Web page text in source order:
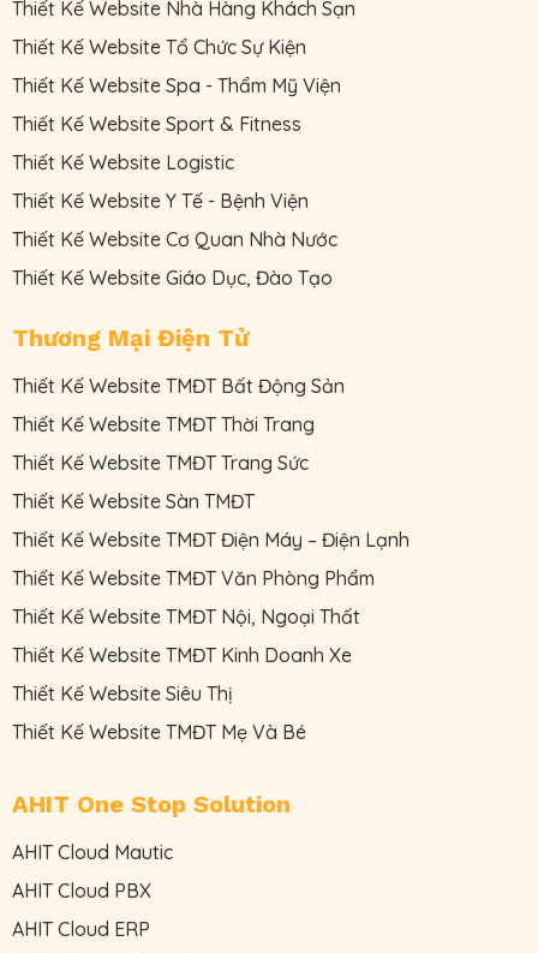
Thiết Kế Website Nhà Hàng Khách Sạn
Thiết Kế Website Tổ Chức Sự Kiện
Thiết Kế Website Spa - Thẩm Mỹ Viện
Thiết Kế Website Sport & Fitness
Thiết Kế Website Logistic
Thiết Kế Website Y Tế - Bệnh Viện
Thiết Kế Website Cơ Quan Nhà Nước
Thiết Kế Website Giáo Dục, Đào Tạo
Thương Mại Điện Tử
Thiết Kế Website TMĐT Bất Động Sản
Thiết Kế Website TMĐT Thời Trang
Thiết Kế Website TMĐT Trang Sức
Thiết Kế Website Sàn TMĐT
Thiết Kế Website TMĐT Điện Máy – Điện Lạnh
Thiết Kế Website TMĐT Văn Phòng Phẩm
Thiết Kế Website TMĐT Nội, Ngoại Thất
Thiết Kế Website TMĐT Kinh Doanh Xe
Thiết Kế Website Siêu Thị
Thiết Kế Website TMĐT Mẹ Và Bé
AHIT One Stop Solution
AHIT Cloud Mautic
AHIT Cloud PBX
AHIT Cloud ERP